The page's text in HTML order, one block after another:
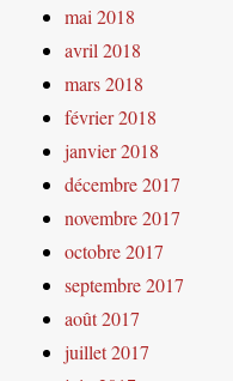
mai 2018
avril 2018
mars 2018
février 2018
janvier 2018
décembre 2017
novembre 2017
octobre 2017
septembre 2017
août 2017
juillet 2017